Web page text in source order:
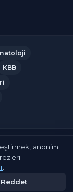
KBB
saklıdır.
Politikası
anonim
Reddet